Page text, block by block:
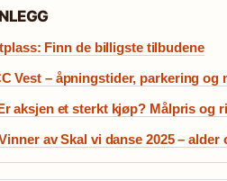
Finn de billigste tilbudene
Vest – åpningstider, parkering og
aksjen et sterkt kjøp? Målpris og
av Skal vi danse 2025 – alder